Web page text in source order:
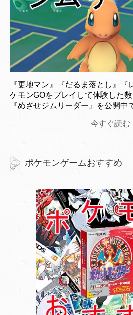
『更地マン』『だるま落とし』
ケモンGOをプレイして体験した
『めざせジムリーダー』を公開中
今すぐ読む
ポケモンゲームおすすめ